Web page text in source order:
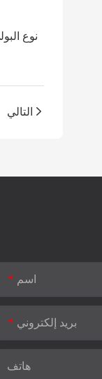
نوع
التالي
اسم
بريد إلكتروني
هاتف